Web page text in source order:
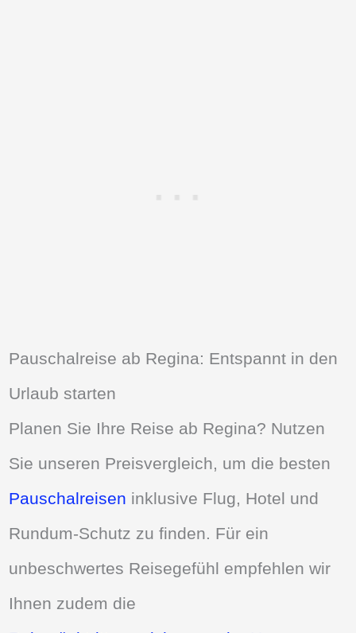
Pauschalreise ab Regina: Entspannt in den
Urlaub starten
Planen Sie Ihre Reise ab Regina? Nutzen
Sie unseren Preisvergleich, um die besten
Pauschalreisen inklusive Flug, Hotel und
Rundum-Schutz zu finden. Für ein
unbeschwertes Reisegefühl empfehlen wir
Ihnen zudem die